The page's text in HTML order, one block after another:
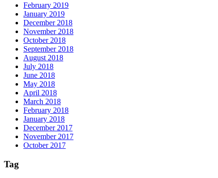
February 2019
January 2019
December 2018
November 2018
October 2018
September 2018
August 2018
July 2018
June 2018
May 2018
April 2018
March 2018
February 2018
January 2018
December 2017
November 2017
October 2017
Tag